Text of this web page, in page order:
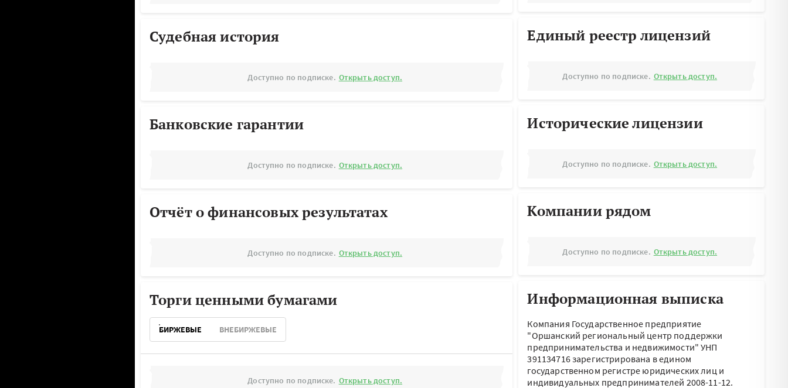
Судебная история
Доступно по подписке. Открыть доступ.
Банковские гарантии
Доступно по подписке. Открыть доступ.
Отчёт о финансовых результатах
Доступно по подписке. Открыть доступ.
Торги ценными бумагами
БИРЖЕВЫЕ ВНЕБИРЖЕВЫЕ
Доступно по подписке. Открыть доступ.
Единый реестр лицензий
Доступно по подписке. Открыть доступ.
Исторические лицензии
Доступно по подписке. Открыть доступ.
Компании рядом
Доступно по подписке. Открыть доступ.
Информационная выписка
Компания Государственное предприятие
"Оршанский региональный центр поддержки
предпринимательства и недвижимости" УНП
391134716 зарегистрирована в едином
государственном регистре юридических лиц и
индивидуальных предпринимателей 2008-11-12.